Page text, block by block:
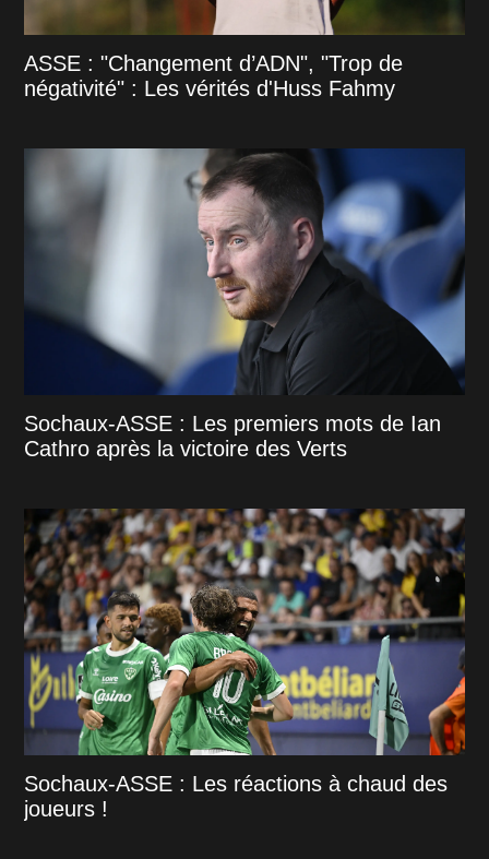
ASSE : "Changement d’ADN", "Trop de
négativité" : Les vérités d'Huss Fahmy
Sochaux-ASSE : Les premiers mots de Ian
Cathro après la victoire des Verts
Sochaux-ASSE : Les réactions à chaud des
joueurs !